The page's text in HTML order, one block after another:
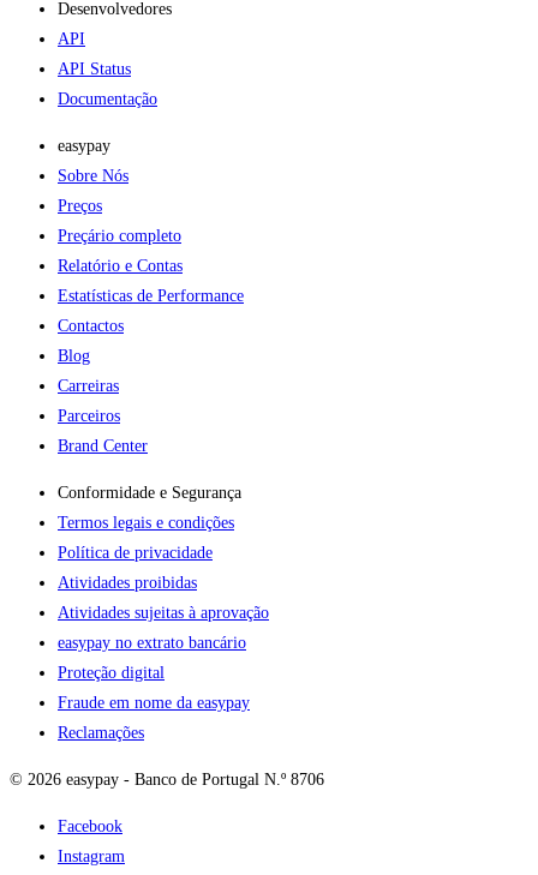
Desenvolvedores
API
API Status
Documentação
easypay
Sobre Nós
Preços
Preçário completo
Relatório e Contas
Estatísticas de Performance
Contactos
Blog
Carreiras
Parceiros
Brand Center
Conformidade e Segurança
Termos legais e condições
Política de privacidade
Atividades proibidas
Atividades sujeitas à aprovação
easypay no extrato bancário
Proteção digital
Fraude em nome da easypay
Reclamações
© 2026 easypay - Banco de Portugal N.º 8706
Facebook
Instagram